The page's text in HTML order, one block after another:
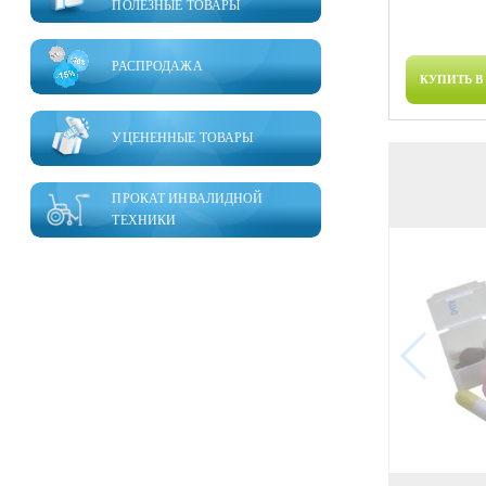
ПОЛЕЗНЫЕ ТОВАРЫ
РАСПРОДАЖА
ПРОКАТ ИНВАЛИДНОЙ
ТЕХНИКИ
УЦЕНЕННЫЕ ТОВАРЫ
КУПИТЬ В